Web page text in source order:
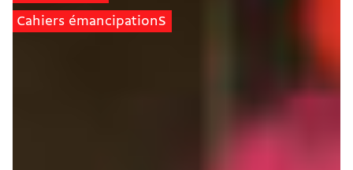
Cahiers émancipationS